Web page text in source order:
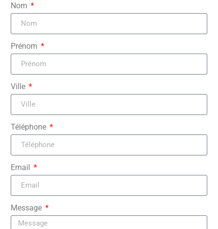
Nom
Prénom
Ville
Téléphone
Email
Message